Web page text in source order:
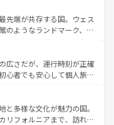
ランス、プロヴァンスの
彩な楽しみ方が可能だ。さ
が溢れており、どの街角に
で全く異なる文化を体験で
のフランス情報はコンテンツ一覧
も飽きることがない。ベ
ン州のアルプスの絶景、そ
いった風景は必見。ビール
。 なお、新着の
を参照してほしい。
先端が共存する国。ウェス
のようなランドマーク、歴
また、優雅なアフタヌーン
ない英国パブ、サッカー観
体験も豊富。イギリスを旅
広さだが、運行時刻が正確
心者でも安心して個人旅行
スならではのユニークな
けでなく町歩きも満喫する
いため物価も高いが、旅行
と多様な文化が魅力の国。
リフォルニアまで、訪れる